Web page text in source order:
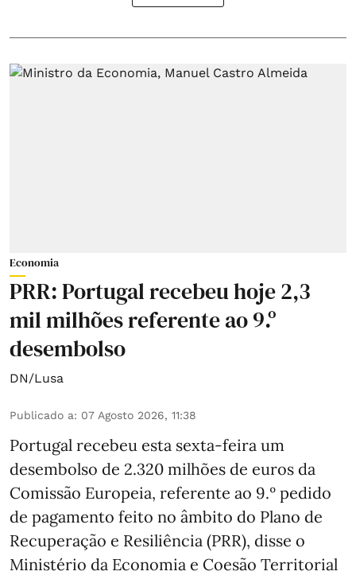
Economia
PRR: Portugal recebeu hoje 2,3
mil milhões referente ao 9.º
desembolso
DN/Lusa
Publicado a: 07 Agosto 2026, 11:38
Portugal recebeu esta sexta-feira um
desembolso de 2.320 milhões de euros da
Comissão Europeia, referente ao 9.º pedido
de pagamento feito no âmbito do Plano de
Recuperação e Resiliência (PRR), disse o
Ministério da Economia e Coesão Territorial